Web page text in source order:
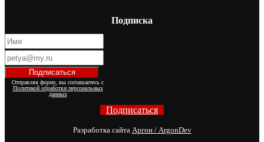
Подписка
Отправляя форму, вы соглашаетесь с
Политикой обработки персональных
данных
Подписаться
Разработка сайта Аргон / ArgonDev